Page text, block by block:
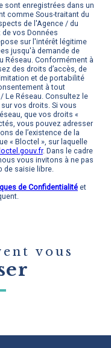
sont enregistrées dans un
comme Sous-traitant du
de l'Agence / du
vos Données
sur l'intérêt légitime
jusqu'à demande de
Réseau. Conformément à
des droits d’accès, de
et de portabilité
à tout
Le Réseau. Consultez le
vos droits. Si vous
que vos droits «
vous pouvez adresser
de l’existence de la
« Bloctel », sur laquelle
. Dans le cadre
vous invitons à ne pas
de saisie libre.
de Confidentialité et
vous